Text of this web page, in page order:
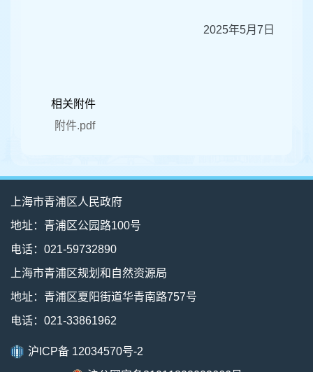
2025年5月7日
相关附件
附件.pdf
上海市青浦区人民政府
地址：青浦区公园路100号
电话：021-59732890
上海市青浦区规划和自然资源局
地址：青浦区夏阳街道华青南路757号
电话：021-33861962
沪ICP备 12034570号-2